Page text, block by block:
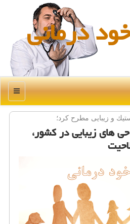
درمانی
منو
و زیبایی مطرح كرد؛
های زیبایی در كشور،